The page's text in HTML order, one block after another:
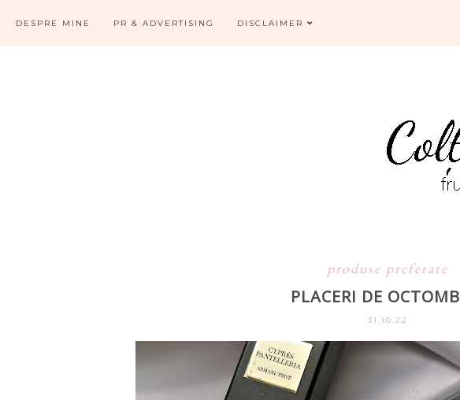
DESPRE MINE PR & ADVERTISING DISCLAIMER
produse preferate
PLACERI DE
31.10.22